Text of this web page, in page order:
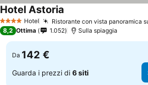
4 Stelle Hotel Ristorante con vista panoramica
Hotel Astoria
8,2 Ottima 1.052 Sulla spiaggia
Da 142 €
Guarda i prezzi di 6 siti